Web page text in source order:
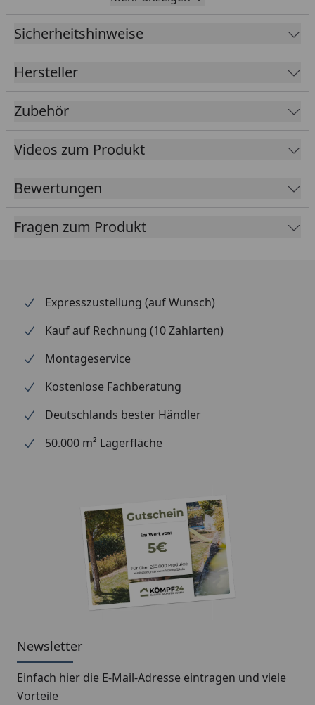
x Folienlänge
Kleber
Inklusive speziellen Klebern für
Lieferumfang
EPDM Folie 1,14 mm ausreichend
umlaufende Blendenabdeckung
Optional
erhältlich
(siehe Reiter
"Zubehör")
Blendenabdeckungen (aus
Aluminium + Spezialschrauben)
Für eine optimale Abdichtung
des Daches an den
Verwendung
andere Form der Abdeckung (z.
B. Holzlatte) möglich
Professioneller Montageservice
zum Festpreis erhältlich
(nur bei gleichzeitiger Montage
Montageanleitung EPDM Dachfolie
Sicherheitshinweise
Hersteller
Zubehör
Videos zum Produkt
Bewertungen
Fragen zum Produkt
Expresszustellung (auf Wunsch)
Kauf auf Rechnung (10 Zahlarten)
Montageservice
Kostenlose Fachberatung
Deutschlands bester Händler
50.000 m² Lagerfläche
Newsletter
Einfach hier die E-Mail-Adresse eintragen und viele
Vorteile